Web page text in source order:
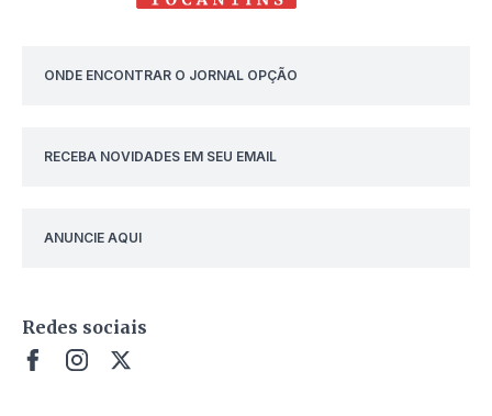
ONDE ENCONTRAR O JORNAL OPÇÃO
RECEBA NOVIDADES EM SEU EMAIL
ANUNCIE AQUI
Redes sociais